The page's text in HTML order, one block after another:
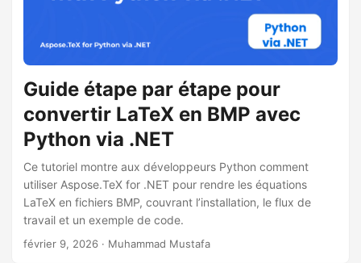
Guide étape par étape pour
convertir LaTeX en BMP avec
Python via .NET
Ce tutoriel montre aux développeurs Python comment
utiliser Aspose.TeX for .NET pour rendre les équations
LaTeX en fichiers BMP, couvrant l’installation, le flux de
travail et un exemple de code.
février 9, 2026 · Muhammad Mustafa